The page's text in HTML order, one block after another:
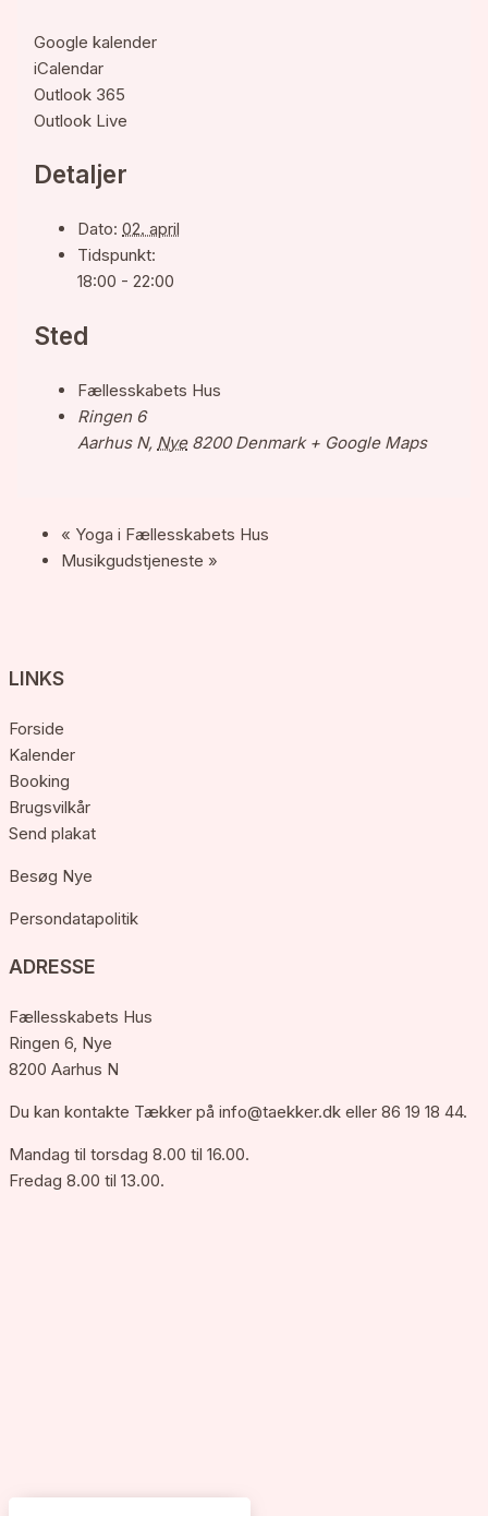
Google kalender
iCalendar
Outlook 365
Outlook Live
Detaljer
Dato: 02. april
Tidspunkt:
18:00 - 22:00
Sted
Fællesskabets Hus
Ringen 6
Aarhus N, Nye 8200 Denmark + Google Maps
« Yoga i Fællesskabets Hus
Musikgudstjeneste »
LINKS
Forside
Kalender
Booking
Brugsvilkår
Send plakat
Besøg Nye
Persondatapolitik
ADRESSE
Fællesskabets Hus
Ringen 6, Nye
8200 Aarhus N
Du kan kontakte Tækker på info@taekker.dk eller 86 19 18 44.
Mandag til torsdag 8.00 til 16.00.
Fredag 8.00 til 13.00.